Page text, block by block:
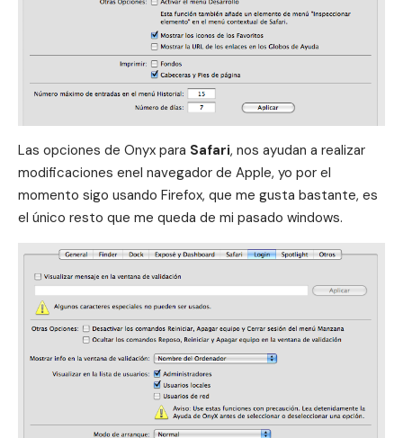
Las opciones de Onyx para Safari, nos ayudan a realizar
modificaciones enel navegador de Apple, yo por el
momento sigo usando Firefox, que me gusta bastante, es
el único resto que me queda de mi pasado windows.